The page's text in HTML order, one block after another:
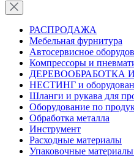
РАСПРОДАЖА
Мебельная фурнитура
Автосервисное
Компрессоры и
ДЕРЕВООБРАБОТКА
НЕСТИНГ и
Шланги и рукава для
Оборудование по
Обработка металла
Инструмент
Расходные материалы
Упаковочные